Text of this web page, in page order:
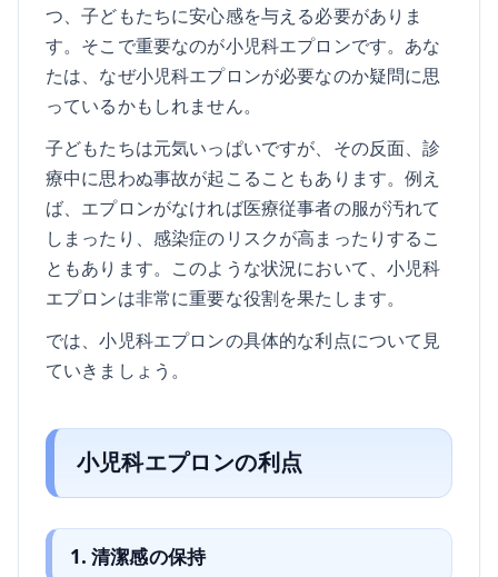
つ、子どもたちに安心感を与える必要がありま
す。そこで重要なのが小児科エプロンです。あな
たは、なぜ小児科エプロンが必要なのか疑問に思
っているかもしれません。
子どもたちは元気いっぱいですが、その反面、診
療中に思わぬ事故が起こることもあります。例え
ば、エプロンがなければ医療従事者の服が汚れて
しまったり、感染症のリスクが高まったりするこ
ともあります。このような状況において、小児科
エプロンは非常に重要な役割を果たします。
では、小児科エプロンの具体的な利点について見
ていきましょう。
小児科エプロンの利点
1. 清潔感の保持